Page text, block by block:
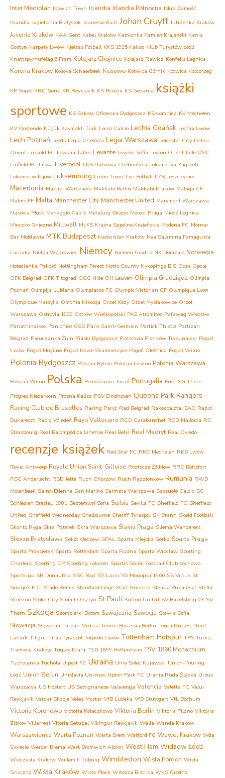
Inter Mediolan Ipswich Town Irlandia Irlandia Północna Iskra Zamość
Islandia Jagiellonia Białystok Jeunesse Esch Johan Cruyff Jutrzenka Kraków
Juvenia Kraków KAA Gent Kabel Kraków Kamionka Kamień Krajeński Kania
Gostyn Karpaty Lwów Kjelsas Fotball KKS 1925 Kalisz Klub Turystów Łódź
Knattspyrnufélagið Fram Kolejarz Chojnice Kolejarz Rawicz Konfeks Legnica
Korona Kraków Kosova Schaerbeek Kosowo Kotwica Górnik Kotwica Kołobrzeg
KP Sopot KRC Genk KR Reykjavík KS Brzoza KS Gedania książki
sportowe KS Szkoła Oficerska Bydgoszcz KS Łomnica KV Mechelen
KV Oostende Küçük Kaymaklı Türk Lecco Calcio Lechia Gdańsk Lechia Lwów
Lech Poznań Leeds Legia Chełmża Legia Warszawa Leicester City Leiton
Orient Leopold FC Levadia Tallin Levante Lewski Sofia Leyton Orient Lille OSC
Linfield FC Litwa Liverpool LKS Dąbrowa Chełmińska Lokomotiva Zagrzeb
Lokomotiw Kijów Luksemburg Luton Town Lyn Fotball LZS Leszczyniec
Macedonia Makabi Warszawa Makkabi Berlin Makkabi Kraków Malaga CF
Malmo FF Malta Manchester City Manchester United Marymont Warszawa
Masovia Płock Menaggio Calcio Metalurg Skopje Meteor Praga Miedź Legnica
Mieszko Gniezno Millwall MLKS Krajna Sępólno Krajeńskie Modena FC Mornar
Bar Mołdawia MTK Budapeszt Nadwiślan Kraków Nea Salamina Famagusta
Larnaka Nielba Wągrowiec Niemcy Niemen Grodno NK Domzale Norwegia
Notecianka Pakość Nottingham Forest Notts County Nyköpings BIS Odra Opole
OFK Belgrad OFK Titograd OGC Nice OH Leuven Olimpia Grudziądz Olimpia
Poznań Olimpija Lublana Olympiacos FC Olympic Victorian CF Olympique Lyon
Olympique Marsylia Omonia Nikozja Orzeł Kozy Orzeł Mysłakowice Orzeł
Warszawa Ostrovia 1909 Ostrów Wielkopolski PAE Atromitos Pafawag Wrocław
Panathinaikos Panionios GSS Paris Saint-Germain Partick Thistle Partizan
Belgrad Pałuczanka Żnin Piaski Bydgoszcz Piotrcovia Piotrków Trybunalski Pogoń
Lwów Pogoń Mogilno Pogoń Nowe Skalmierzyce Pogoń Oleśnica Pogoń Wilno
Polonia Bydgoszcz Polonia Bytom Polonia Leszno Polonia Warszawa
Polonia Wilno Polska Pomorzanin Toruń Portugalia Post-SG Thorn
Progres Niederkorn Prosna Kalisz PSV Eindhoven Queens Park Rangers
Racing Club de Bruxelles Racing Paryż Rad Belgrad Rakospalotai EAC Rapid
Bukareszt Rapid Wiedeń Rayo Vallecano RCD Carabanchel RCD Mallorca RC
Strasbourg Real Balompédica Linense Real Betis Real Madryt Real Oviedo
recenzje książek Red Star FC RKC Mechelen RKS Lwów
Royal Antwerp Royale Union Saint-Gilloise Roztocze Żółkiew RRC Boitsfort
RSC Anderlecht RSD Jette Ruch Chorzów Ruch Radzionków Rumunia RWD
Molenbeek Saint-Étienne San Marino Sarmata Warszawa Sassuolo Calcio SC
Schlesien Breslau 1901 Septemwri Sofia Serbia Sevilla FC Sheffield FC Sheffield
United Sheffield Wednesday Shelbourne Sheriff Tyraspol SK Brann Skeid Football
Skonto Ryga Skra Paterek Skra Warszawa Slavia Praga Sliema Wanderers
Slovan Bratysława Sokół Kleczew SPAL Sparta Miejska Górka Sparta Praga
Sparta Przysiersk Sparta Rotterdam Sparta Rudna Sparta Wrocław Sporting
Charleroi Sporting CP Sporting Lokeren Sportis Social Football Club Łochowo
Sportklub SR Donaufeld SSC Bari SS Lazio SS Monopoli 1966 SS Virtus St.
George's F.C. Stade Reims Standard Liege Start Gniezno Steaua Bukareszt Stella
Gniezno Stoke City Stomil Olsztyn St Pauli Sutton United SV Babelsberg 03 SV
Thorn Szkocja Szombierki Bytom Szwajcaria Szwecja Sławia Sofia
Słowacja Słowenia Tarpan Mrocza Tennis Borussia Berlin Teuta Durres Third
Lanark Tiligul-Tiras Tyraspol Torpedo Lwów Tottenham Hotspur TPS Turku
Tramwaj Kraków Triglav Kranj TSG 1899 Hoffenheim TSV 1860 Monachium
Tucholanka Tuchola Ujpest FC Ukraina Unia Solec Kujawski Union-Touring
Łódź Union Berlin Unislavia Unisław Upton Park FC Urania Ruda Śląska Ursus
Warszawa US Hostert US Settignanese Valarenga Valencia Valetta FC Valur
Reykjavík Vardar Skopje Velez Mostar VfB Lubeka VfB Stuttgart VfL Bochum
Victoria Koronowo Victoria Kołaczkowo Viktoria Berlin Viktoria Pilzno Viktoria
Zizkov Villarreal Vitoria Setubal Víkingur Reykjavík Walia Wanda Kraków
Warszawianka Warta Poznań Warta Śrem Watford FC Wawel Kraków Wda
Świecie Werder Brema West Bromwich Albion West Ham Widzew Łódź
Wieczysta Kraków Willem II Tilburg Wimbledon Wisła Fordon Wisła
Gruczno Wisła Kraków Wisła Płock Witosza Bistrica WKS Grodno